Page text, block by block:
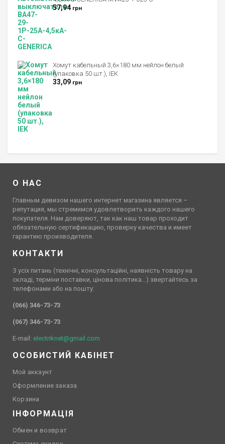
57,94 грн
Хомут кабельный 3,6×180 мм нейлон белый
(упаковка 50 шт.), IEK
33,09 грн
О НАС
Главным девизом нашего интернет магазина является –
репутация, мы стремимся удовлетворить каждого нашего
покупателя. Нам доверяют, так как наш товар проходит
обязательную сертификацию, проверку качества и имеет
гарантию производителя.
КОНТАКТИ
З усіх питань (технічні, консультаційні, наявність товару на
складі, терміни поставки, цінова політика…) звертайтесь за
телефонами або на пошту:
(066) 346-73-73
(067) 346-73-73
E-mail: electriknet@gmail.com
ОСОБИСТИЙ КАБІНЕТ
Мой аккаунт
Оформление заказа
Корзина
ІНФОРМАЦІЯ
Обмен и возврат